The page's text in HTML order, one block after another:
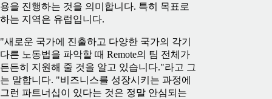
용을 진행하는 것을 의미합니다. 특히 목표로
하는 지역은 유럽입니다.
"새로운 국가에 진출하고 다양한 국가의 각기
다른 노동법을 파악할 때 Remote의 팀 전체가
든든히 지원해 줄 것을 알고 있습니다."라고 그
는 말합니다. "비즈니스를 성장시키는 과정에
그런 파트너십이 있다는 것은 정말 안심되는